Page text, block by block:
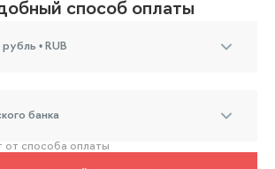
способ оплаты
• RUB
банка
от способа оплаты